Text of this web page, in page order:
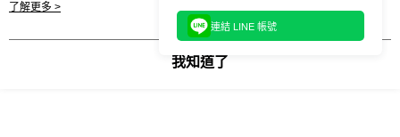
用條款之 Cookie 聲明使用 cookie。
了解更多 >
我知道了
連結 LINE 帳號